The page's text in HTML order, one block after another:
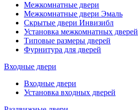
Межкомнатные двери
Межкомнатные двери Эмаль
Скрытые двери Инвизибл
Установка межкомнатных дверей
Типовые размеры дверей
Фурнитура для дверей
Входные двери
Входные двери
Установка входных дверей